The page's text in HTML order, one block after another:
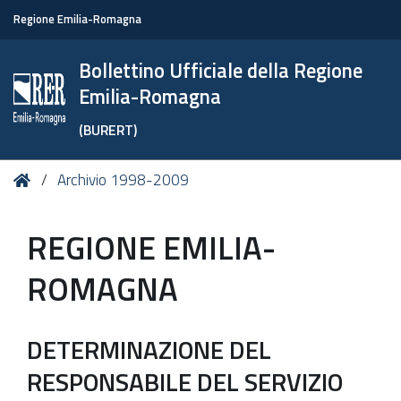
Regione Emilia-Romagna
Bollettino Ufficiale della Regione
Emilia-Romagna
(BURERT)
Tu HomeArchivio 1998-2009
REGIONE EMILIA-
ROMAGNA
DETERMINAZIONE DEL
RESPONSABILE DEL SERVIZIO